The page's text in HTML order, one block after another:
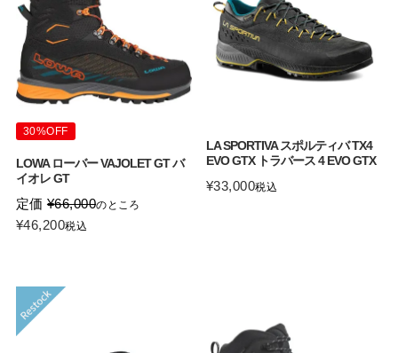
30%OFF
LOWA ローバー VAJOLET GT バ
イオレ GT
定価 ¥66,000のところ
¥46,200税込
LA SPORTIVA スポルティバ TX4
EVO GTX トラバース 4 EVO GTX
¥33,000税込